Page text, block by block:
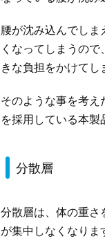
腰が沈み込んでしま
くなってしまうの
きな負担をかけてし
そのような事を考え
を採用している本製
分散層
分散層は、体の重さ
が集中しなくなりま